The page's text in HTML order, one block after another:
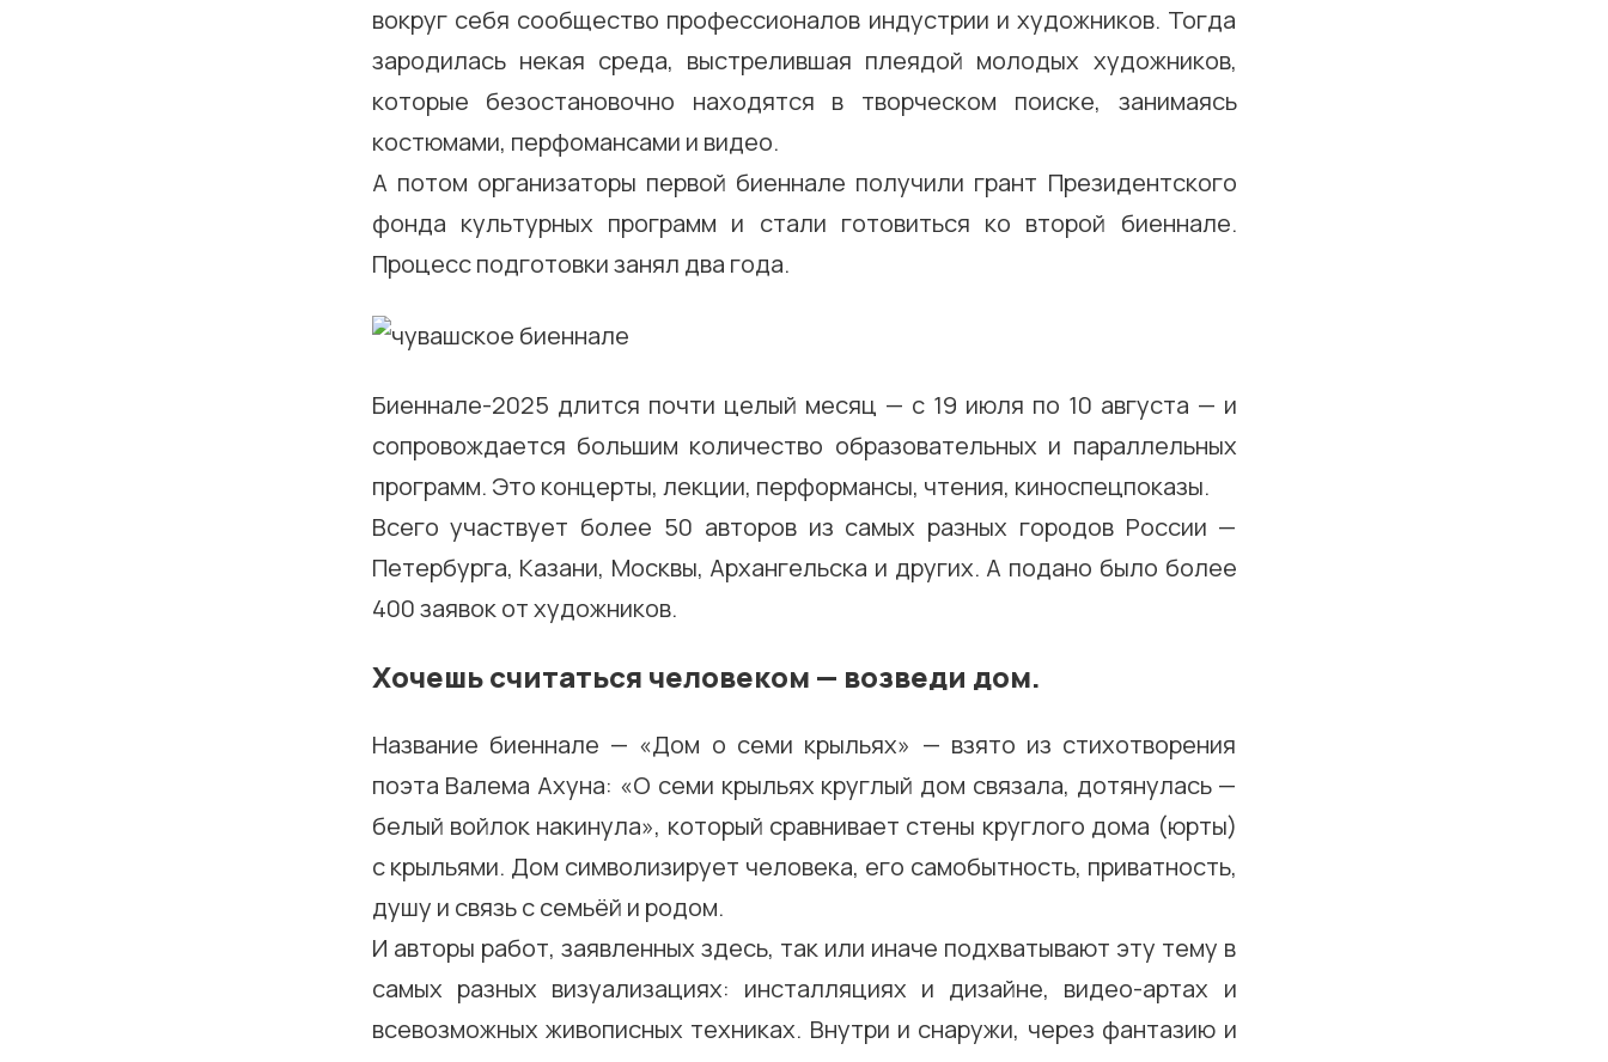
вокруг себя сообщество профессионалов индустрии и художников. Тогда
зародилась некая среда, выстрелившая плеядой молодых художников,
которые безостановочно находятся в творческом поиске, занимаясь
костюмами, перфомансами и видео.
А потом организаторы первой биеннале получили грант Президентского
фонда культурных программ и стали готовиться ко второй биеннале.
Процесс подготовки занял два года.
Биеннале-2025 длится почти целый месяц — с 19 июля по 10 августа — и
сопровождается большим количество образовательных и параллельных
программ. Это концерты, лекции, перформансы, чтения, киноспецпоказы.
Всего участвует более 50 авторов из самых разных городов России —
Петербурга, Казани, Москвы, Архангельска и других. А подано было более
400 заявок от художников.
Хочешь считаться человеком — возведи дом.
Название биеннале — «Дом о семи крыльях» — взято из стихотворения
поэта Валема Ахуна: «О семи крыльях круглый дом связала, дотянулась —
белый войлок накинула», который сравнивает стены круглого дома (юрты)
с крыльями. Дом символизирует человека, его самобытность, приватность,
душу и связь с семьёй и родом.
И авторы работ, заявленных здесь, так или иначе подхватывают эту тему в
самых разных визуализациях: инсталляциях и дизайне, видео-артах и
всевозможных живописных техниках. Внутри и снаружи, через фантазию и